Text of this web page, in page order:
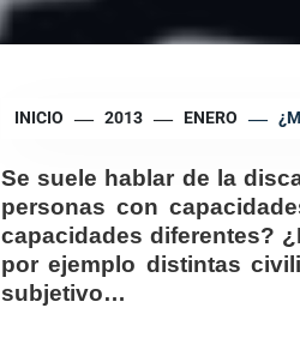
INICIO 2013 ENERO
Se suele hablar de la
personas con
capacidades diferentes?
por ejemplo distintas
subjetivo…